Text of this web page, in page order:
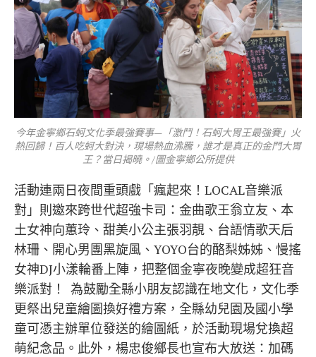
今年金寧鄉石蚵文化季最強賽事—「激鬥！石蚵大胃王最強賽」火
熱回歸！百人吃蚵大對決，現場熱血沸騰，誰才是真正的金門大胃
王？當日揭曉。/圖金寧鄉公所提供
活動連兩日夜間重頭戲「瘋起來！LOCAL音樂派
對」則邀來跨世代超強卡司：金曲歌王翁立友、本
土女神向蕙玲、甜美小公主張羽靚、台語情歌天后
林珊、開心男團黑旋風、YOYO台的酪梨姊姊、慢搖
女神DJ小漾輪番上陣，把整個金寧夜晚變成超狂音
樂派對！ 為鼓勵全縣小朋友認識在地文化，文化季
更祭出兒童繪圖換好禮方案，全縣幼兒園及國小學
童可憑主辦單位發送的繪圖紙，於活動現場兌換超
萌紀念品。此外，楊忠俊鄉長也宣布大放送：加碼